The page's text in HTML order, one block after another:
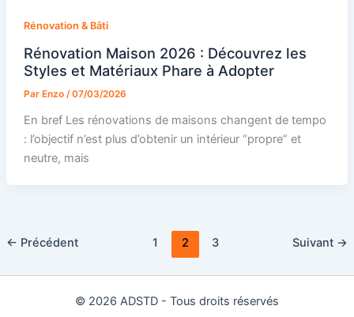
Rénovation & Bâti
Rénovation Maison 2026 : Découvrez les
Styles et Matériaux Phare à Adopter
Par Enzo /07/03/2026
En bref Les rénovations de maisons changent de tempo
: l’objectif n’est plus d’obtenir un intérieur “propre” et
neutre, mais
← Précédent 1 2 3 Suivant →
© 2026 ADSTD - Tous droits réservés